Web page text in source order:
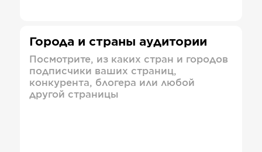
Города и страны аудитории
Посмотрите, из каких стран и городов
подписчики ваших страниц,
конкурента, блогера или любой
другой страницы